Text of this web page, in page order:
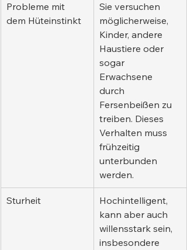
Probleme mit
dem Hüteinstinkt
Sie versuchen
möglicherweise,
Kinder, andere
Haustiere oder
sogar
Erwachsene
durch
Fersenbeißen zu
treiben. Dieses
Verhalten muss
frühzeitig
unterbunden
werden.
Sturheit
Hochintelligent,
kann aber auch
willensstark sein,
insbesondere